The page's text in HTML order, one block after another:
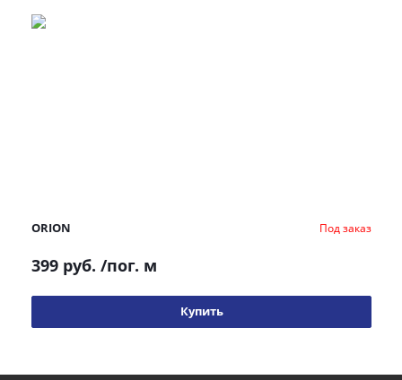
ORION Под заказ
399 руб. /пог. м
Купить